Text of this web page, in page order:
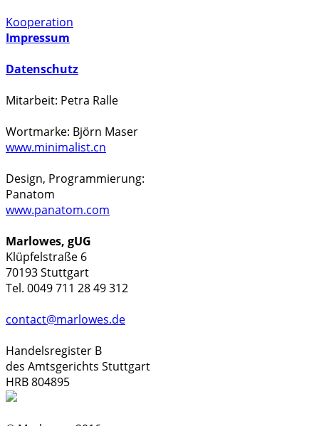
Kooperation
Impressum
Datenschutz
Mitarbeit: Petra Ralle
Wortmarke: Björn Maser
www.minimalist.cn
Design, Programmierung:
Panatom
www.panatom.com
Marlowes, gUG
Klüpfelstraße 6
70193 Stuttgart
Tel. 0049 711 28 49 312
contact@marlowes.de
Handelsregister B
des Amtsgerichts Stuttgart
HRB 804895